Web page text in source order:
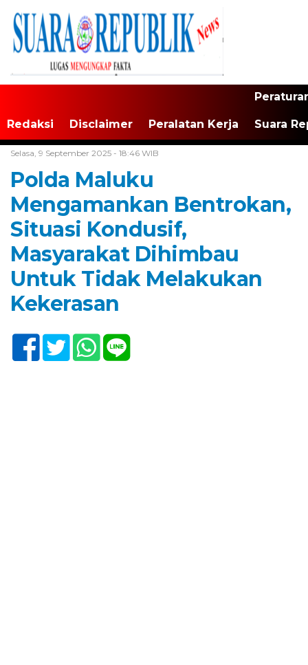
Redaksi Disclaimer Peralatan Kerja Suara
Selasa, 9 September 2025 - 18:46 WIB
Polda Maluku
Mengamankan Bentrokan,
Situasi Kondusif,
Masyarakat Dihimbau
Untuk Tidak Melakukan
Kekerasan